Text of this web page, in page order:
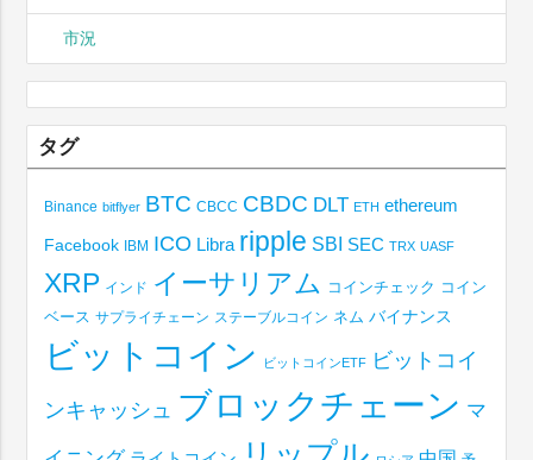
市況
タグ
Binance bitflyer BTC CBCC CBDC DLT ETH ethereum
Facebook IBM ICO Libra ripple SBI SEC TRX UASF
XRP インド イーサリアム コインチェック コイン
ベース サプライチェーン ステーブルコイン ネム バイナンス
ビットコイン ビットコインETF ビットコイ
ンキャッシュ ブロックチェーン マ